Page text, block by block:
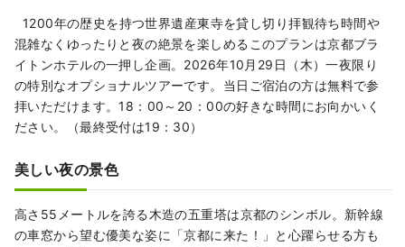
貸切で鑑賞できる特別なツアーも登場。客室
は平均42㎡と大きなスーツケースがあっても
余裕の広さ、ゆったりくつろげるソファも完
備しています。洋食・鉄板焼・京懐石・中国
料理・バーラウンジと館内のレストランも充
実しており、中でも和牛を目の前で焼き上げ
メや京都らしい体験など、京都の全てをアレ
1200年の歴史を持つ世界遺産東寺を貸し切り拝観待ち時間や
混雑なくゆったりと夜の絶景を楽しめるこのプランは京都ブラ
イトンホテルの一押し企画。2026年10月29日（木）一夜限り
の特別なオプショナルツアーです。当日ご宿泊の方は無料で参
拝いただけます。18：00～20：00の好きな時間にお向かいく
ださい。（最終受付は19：30）
美しい夜の景色
高さ55メートルを誇る木造の五重塔は京都のシンボル。新幹線
の車窓から望む優美な姿に「京都に来た！」と心躍らせる方も